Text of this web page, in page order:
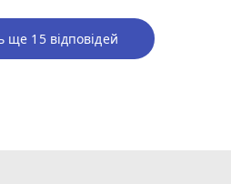
ще 15 відповідей